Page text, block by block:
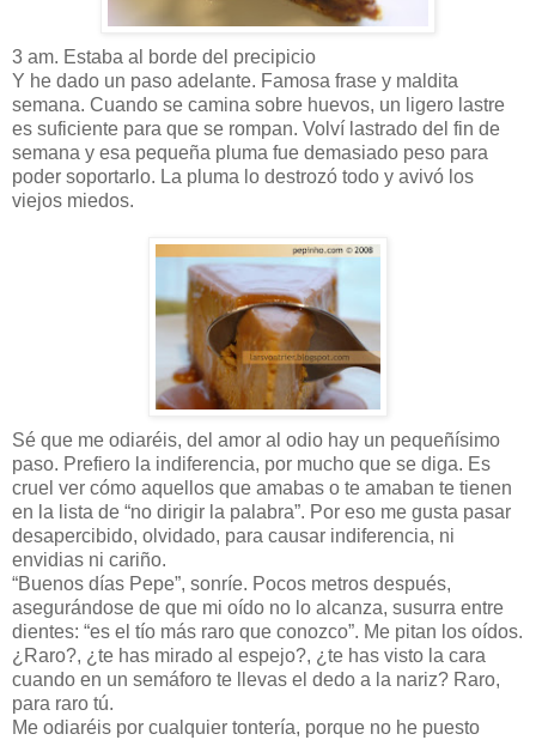
3 am. Estaba al borde del precipicio
Y he dado un paso adelante. Famosa frase y maldita
semana. Cuando se camina sobre huevos, un ligero lastre
es suficiente para que se rompan. Volví lastrado del fin de
semana y esa pequeña pluma fue demasiado peso para
poder soportarlo. La pluma lo destrozó todo y avivó los
viejos miedos.
Sé que me odiaréis, del amor al odio hay un pequeñísimo
paso. Prefiero la indiferencia, por mucho que se diga. Es
cruel ver cómo aquellos que amabas o te amaban te tienen
en la lista de “no dirigir la palabra”. Por eso me gusta pasar
desapercibido, olvidado, para causar indiferencia, ni
envidias ni cariño.
“Buenos días Pepe”, sonríe. Pocos metros después,
asegurándose de que mi oído no lo alcanza, susurra entre
dientes: “es el tío más raro que conozco”. Me pitan los oídos.
¿Raro?, ¿te has mirado al espejo?, ¿te has visto la cara
cuando en un semáforo te llevas el dedo a la nariz? Raro,
para raro tú.
Me odiaréis por cualquier tontería, porque no he puesto